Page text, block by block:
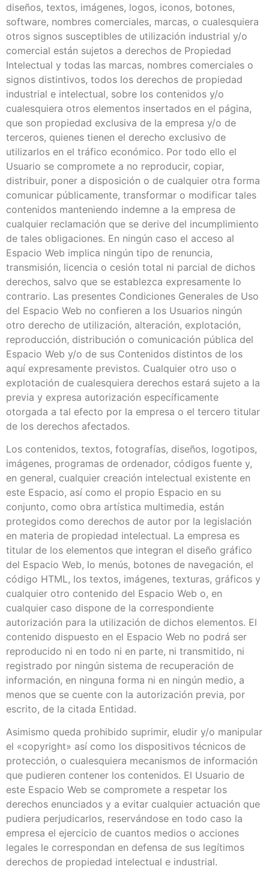
diseños, textos, imágenes, logos, iconos, botones,
software, nombres comerciales, marcas, o cualesquiera
otros signos susceptibles de utilización industrial y/o
comercial están sujetos a derechos de Propiedad
Intelectual y todas las marcas, nombres comerciales o
signos distintivos, todos los derechos de propiedad
industrial e intelectual, sobre los contenidos y/o
cualesquiera otros elementos insertados en el página,
que son propiedad exclusiva de la empresa y/o de
terceros, quienes tienen el derecho exclusivo de
utilizarlos en el tráfico económico. Por todo ello el
Usuario se compromete a no reproducir, copiar,
distribuir, poner a disposición o de cualquier otra forma
comunicar públicamente, transformar o modificar tales
contenidos manteniendo indemne a la empresa de
cualquier reclamación que se derive del incumplimiento
de tales obligaciones. En ningún caso el acceso al
Espacio Web implica ningún tipo de renuncia,
transmisión, licencia o cesión total ni parcial de dichos
derechos, salvo que se establezca expresamente lo
contrario. Las presentes Condiciones Generales de Uso
del Espacio Web no confieren a los Usuarios ningún
otro derecho de utilización, alteración, explotación,
reproducción, distribución o comunicación pública del
Espacio Web y/o de sus Contenidos distintos de los
aquí expresamente previstos. Cualquier otro uso o
explotación de cualesquiera derechos estará sujeto a la
previa y expresa autorización específicamente
otorgada a tal efecto por la empresa o el tercero titular
de los derechos afectados.
Los contenidos, textos, fotografías, diseños, logotipos,
imágenes, programas de ordenador, códigos fuente y,
en general, cualquier creación intelectual existente en
este Espacio, así como el propio Espacio en su
conjunto, como obra artística multimedia, están
protegidos como derechos de autor por la legislación
en materia de propiedad intelectual. La empresa es
titular de los elementos que integran el diseño gráfico
del Espacio Web, lo menús, botones de navegación, el
código HTML, los textos, imágenes, texturas, gráficos y
cualquier otro contenido del Espacio Web o, en
cualquier caso dispone de la correspondiente
autorización para la utilización de dichos elementos. El
contenido dispuesto en el Espacio Web no podrá ser
reproducido ni en todo ni en parte, ni transmitido, ni
registrado por ningún sistema de recuperación de
información, en ninguna forma ni en ningún medio, a
menos que se cuente con la autorización previa, por
escrito, de la citada Entidad.
Asimismo queda prohibido suprimir, eludir y/o manipular
el «copyright» así como los dispositivos técnicos de
protección, o cualesquiera mecanismos de información
que pudieren contener los contenidos. El Usuario de
este Espacio Web se compromete a respetar los
derechos enunciados y a evitar cualquier actuación que
pudiera perjudicarlos, reservándose en todo caso la
empresa el ejercicio de cuantos medios o acciones
legales le correspondan en defensa de sus legítimos
derechos de propiedad intelectual e industrial.